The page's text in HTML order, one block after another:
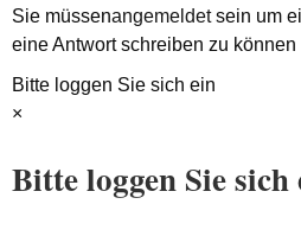
Sie müssenangemeldetsein um
eine Antwort schreiben zu können
Bitte loggen Sie sich ein
×
Bitte loggen Sie sich